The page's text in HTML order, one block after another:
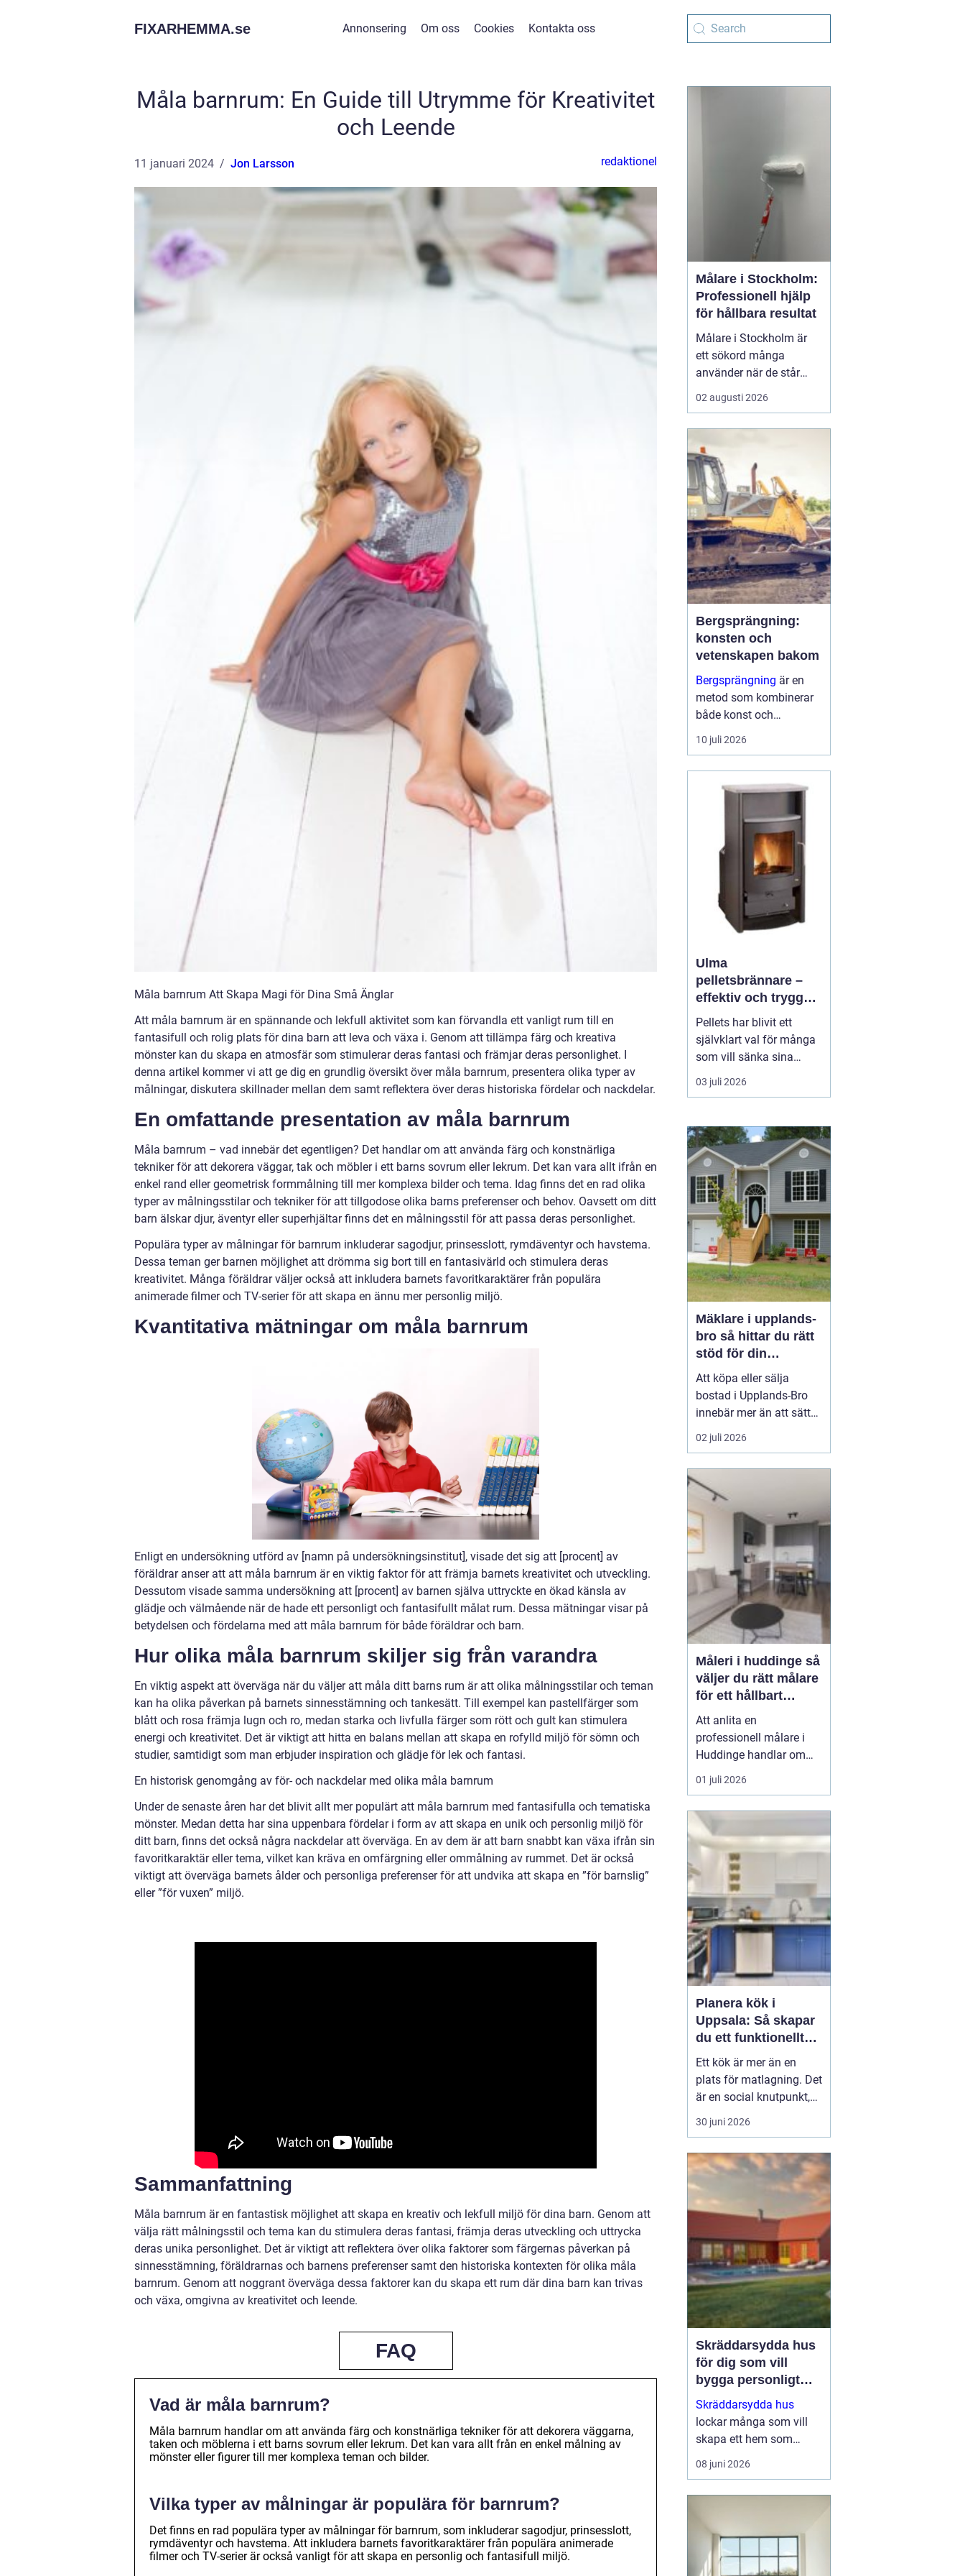
FIXARHEMMA.se Annonsering Om oss Cookies Kontakta oss
Måla barnrum: En Guide till Utrymme för Kreativitet
och Leende
11 januari 2024 Jon Larsson redaktionel
Måla barnrum Att Skapa Magi för Dina Små Änglar
Att måla barnrum är en spännande och lekfull aktivitet som kan förvandla ett vanligt rum till en
fantasifull och rolig plats för dina barn att leva och växa i. Genom att tillämpa färg och kreativa
mönster kan du skapa en atmosfär som stimulerar deras fantasi och främjar deras personlighet. I
denna artikel kommer vi att ge dig en grundlig översikt över måla barnrum, presentera olika typer av
målningar, diskutera skillnader mellan dem samt reflektera över deras historiska fördelar och nackdelar.
En omfattande presentation av måla barnrum
Måla barnrum – vad innebär det egentligen? Det handlar om att använda färg och konstnärliga
tekniker för att dekorera väggar, tak och möbler i ett barns sovrum eller lekrum. Det kan vara allt ifrån en
enkel rand eller geometrisk formmålning till mer komplexa bilder och tema. Idag finns det en rad olika
typer av målningsstilar och tekniker för att tillgodose olika barns preferenser och behov. Oavsett om ditt
barn älskar djur, äventyr eller superhjältar finns det en målningsstil för att passa deras personlighet.
Populära typer av målningar för barnrum inkluderar sagodjur, prinsesslott, rymdäventyr och havstema.
Dessa teman ger barnen möjlighet att drömma sig bort till en fantasivärld och stimulera deras
kreativitet. Många föräldrar väljer också att inkludera barnets favoritkaraktärer från populära
animerade filmer och TV-serier för att skapa en ännu mer personlig miljö.
Kvantitativa mätningar om måla barnrum
Enligt en undersökning utförd av [namn på undersökningsinstitut], visade det sig att [procent] av
föräldrar anser att att måla barnrum är en viktig faktor för att främja barnets kreativitet och utveckling.
Dessutom visade samma undersökning att [procent] av barnen själva uttryckte en ökad känsla av
glädje och välmående när de hade ett personligt och fantasifullt målat rum. Dessa mätningar visar på
betydelsen och fördelarna med att måla barnrum för både föräldrar och barn.
Hur olika måla barnrum skiljer sig från varandra
En viktig aspekt att överväga när du väljer att måla ditt barns rum är att olika målningsstilar och teman
kan ha olika påverkan på barnets sinnesstämning och tankesätt. Till exempel kan pastellfärger som
blått och rosa främja lugn och ro, medan starka och livfulla färger som rött och gult kan stimulera
energi och kreativitet. Det är viktigt att hitta en balans mellan att skapa en rofylld miljö för sömn och
studier, samtidigt som man erbjuder inspiration och glädje för lek och fantasi.
En historisk genomgång av för- och nackdelar med olika måla barnrum
Under de senaste åren har det blivit allt mer populärt att måla barnrum med fantasifulla och tematiska
mönster. Medan detta har sina uppenbara fördelar i form av att skapa en unik och personlig miljö för
ditt barn, finns det också några nackdelar att överväga. En av dem är att barn snabbt kan växa ifrån sin
favoritkaraktär eller tema, vilket kan kräva en omfärgning eller ommålning av rummet. Det är också
viktigt att överväga barnets ålder och personliga preferenser för att undvika att skapa en ”för barnslig”
eller ”för vuxen” miljö.
Sammanfattning
Måla barnrum är en fantastisk möjlighet att skapa en kreativ och lekfull miljö för dina barn. Genom att
välja rätt målningsstil och tema kan du stimulera deras fantasi, främja deras utveckling och uttrycka
deras unika personlighet. Det är viktigt att reflektera över olika faktorer som färgernas påverkan på
sinnesstämning, föräldrarnas och barnens preferenser samt den historiska kontexten för olika måla
barnrum. Genom att noggrant överväga dessa faktorer kan du skapa ett rum där dina barn kan trivas
och växa, omgivna av kreativitet och leende.
FAQ
Vad är måla barnrum?
Måla barnrum handlar om att använda färg och konstnärliga tekniker för att dekorera väggarna,
taken och möblerna i ett barns sovrum eller lekrum. Det kan vara allt från en enkel målning av
mönster eller figurer till mer komplexa teman och bilder.
Vilka typer av målningar är populära för barnrum?
Det finns en rad populära typer av målningar för barnrum, som inkluderar sagodjur, prinsesslott,
rymdäventyr och havstema. Att inkludera barnets favoritkaraktärer från populära animerade
filmer och TV-serier är också vanligt för att skapa en personlig och fantasifull miljö.
Målare i Stockholm:
Professionell hjälp
för hållbara resultat
Målare i Stockholm är
ett sökord många
använder när de står
inför ett större eller
mindre måleriprojekt i
och vill hitta en trygg
fackman. När en bostad,
lokal el...
02 augusti 2026
Bergsprängning:
konsten och
vetenskapen bakom
Bergsprängning är en
metod som kombinerar
både konst och
vetenskap för att bryta
ner och avlägsna
stadsmiljöerna och
Stockholm spelar
10 juli 2026
Ulma
pelletsbrännare –
effektiv och trygg
uppvärmning med
pellets
Pellets har blivit ett
självklart val för många
som vill sänka sina
uppvärmningskostnader
och samtidigt minska
modern pelletsbrännare
ger hög verkningsgrad,
jämn värme och rel...
03 juli 2026
Mäklare i upplands-
bro så hittar du rätt
stöd för din
bostadsaffär
Att köpa eller sälja
bostad i Upplands-Bro
innebär mer än att sätta
upp en annons och
vänta in bud. Marknaden
dynamik, särskilt med
närheten till Mälaren,
pendeltåg mot
Stockholm och en
blandning av villor,
radhus, bostadsrätter
oc...
02 juli 2026
Måleri i huddinge så
väljer du rätt målare
för ett hållbart
resultat
Att anlita en
professionell målare i
Huddinge handlar om
mycket mer än att få nya
färger på väggarna. Det
kvalitet och ett resultat
som håller i många år.
Med rätt målerifirma kan
du höja värdet på din
bostad, skapa ett
trivsamt ...
01 juli 2026
Planera kök i
Uppsala: Så skapar
du ett funktionellt
och hållbart kök
Ett kök är mer än en
plats för matlagning. Det
är en social knutpunkt,
en arbetsplats och ofta
hemmets mest använda
ser över sitt kök i
Uppsala handlar det
därför säl...
30 juni 2026
Skräddarsydda hus
för dig som vill
bygga personligt
och hållbart
Skräddarsydda hus
lockar många som vill
skapa ett hem som
verkligen speglar deras
liv, smak och vardag.
genomtä...
08 juni 2026